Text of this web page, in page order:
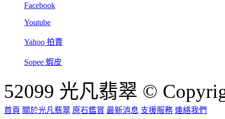
Facebook
Youtube
Yahoo 拍賣
Sopee 蝦皮
52099 光凡翡翠 ©
首頁 關於光凡翡翠 原石鑑賞 最新消息 支援服務 連絡我們